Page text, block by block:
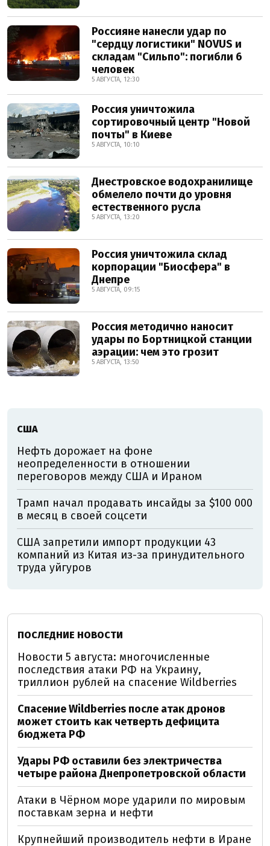
Россияне нанесли удар по
"сердцу логистики" NOVUS и
складам "Сильпо": погибли 6
человек
5 АВГУСТА, 12:30
Россия уничтожила
сортировочный центр "Новой
почты" в Киеве
5 АВГУСТА, 10:10
Днестровское водохранилище
обмелело почти до уровня
естественного русла
5 АВГУСТА, 13:20
Россия уничтожила склад
корпорации "Биосфера" в
Днепре
5 АВГУСТА, 09:15
Россия методично наносит
удары по Бортницкой станции
аэрации: чем это грозит
5 АВГУСТА, 13:50
США
Нефть дорожает на фоне
неопределенности в отношении
переговоров между США и Ираном
Трамп начал продавать инсайды за $100 000
в месяц в своей соцсети
США запретили импорт продукции 43
компаний из Китая из-за принудительного
труда уйгуров
ПОСЛЕДНИЕ НОВОСТИ
Новости 5 августа: многочисленные
последствия атаки РФ на Украину,
триллион рублей на спасение Wildberries
Спасение Wildberries после атак дронов
может стоить как четверть дефицита
бюджета РФ
Удары РФ оставили без электричества
четыре района Днепропетровской области
Атаки в Чёрном море ударили по мировым
поставкам зерна и нефти
Крупнейший производитель нефти в Иране